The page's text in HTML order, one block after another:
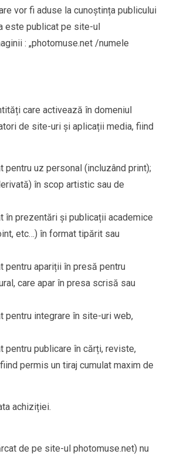
vor fi aduse la cunoștința publicului
este publicat pe site-ul
: „photomuse.net /numele
care activează în domeniul
de site-uri și aplicații media, fiind
uz personal (incluzând print);
în scop artistic sau de
în prezentări și publicații academice
etc…) în format tipărit sau
pentru apariții în presă pentru
care apar în presa scrisă sau
pentru integrare în site-uri web,
pentru publicare în cărți, reviste,
permis un tiraj cumulat maxim de
achiziției.
de pe site-ul photomuse.net) nu